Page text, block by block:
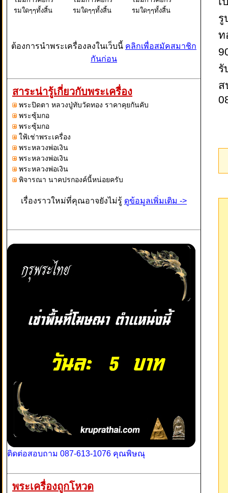
รมใดๆๆทั้งสิ้น
รมใดๆๆทั้งสิ้น
รมใดๆๆทั้งสิ้น
ต้องการนำพระเครื่องลงในเว็บนี้ คลิกเพื่อสมัคสมาชิก
กันก่อน
สาระน่ารู้เกี่ยวกับพระเครื่อง
พระปิดตา หลวงปู่ทับวัดทอง ราคาคุยกันคับ
พระซุ้มกอ
พระซุ้มกอ
ใฟ้เช่าพระเครื่อง
พระหลวงพ่อเงิน
พระหลวงพ่อเงิน
พระหลวงพ่อเงิน
พิจารณา นาคปรกองค์นี้หน่อยครับ
เรื่องราวใหม่ที่คุณอาจยังไม่รู้ ดูข้อมูลเพิ่มเติม ->
ติดต่อสอบถาม 087-613-1076 คุณพิษณุ
พระเครื่องถูกโหวด
รู
ท
รั
ส